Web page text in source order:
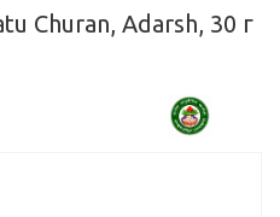
Churan, Adarsh, 30 г